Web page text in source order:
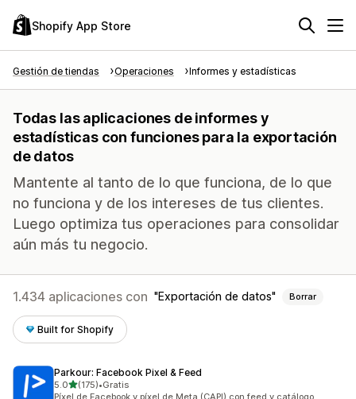
Shopify App Store
Gestión de tiendas Operaciones Informes y estadísticas
Todas las aplicaciones de informes y
estadísticas con funciones para la exportación
de datos
Mantente al tanto de lo que funciona, de lo que
no funciona y de los intereses de tus clientes.
Luego optimiza tus operaciones para consolidar
aún más tu negocio.
1.434 aplicaciones con Exportación de datos Borrar
Built for Shopify
Parkour: Facebook Pixel & Feed
5.0de 5 estrellas
(175)
175 reseñas en total
•Gratis
Píxel de Facebook y píxel de Meta (CAPI) con feed y catálogo